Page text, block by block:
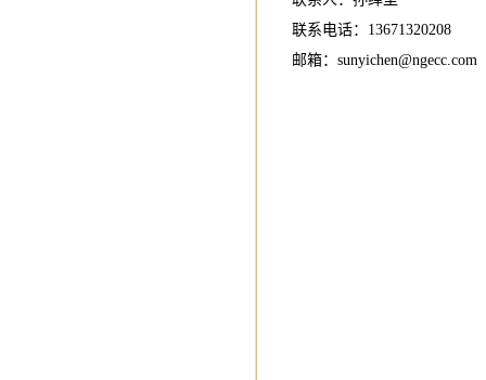
联系电话：13671320208
邮箱： sunyichen@ngecc.com